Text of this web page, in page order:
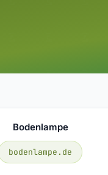
Bodenlampe
bodenlampe.de